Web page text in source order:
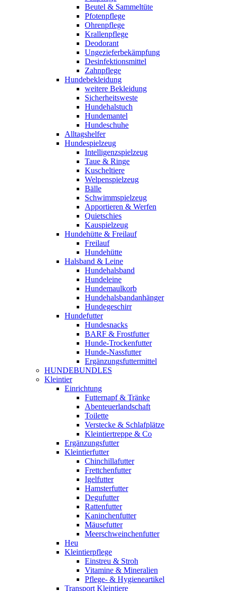
Beutel & Sammeltüte
Pfotenpflege
Ohrenpflege
Krallenpflege
Deodorant
Ungezieferbekämpfung
Desinfektionsmittel
Zahnpflege
Hundebekleidung
weitere Bekleidung
Sicherheitsweste
Hundehalstuch
Hundemantel
Hundeschuhe
Alltagshelfer
Hundespielzeug
Intelligenzspielzeug
Taue & Ringe
Kuscheltiere
Welpenspielzeug
Bälle
Schwimmspielzeug
Apportieren & Werfen
Quietschies
Kauspielzeug
Hundehütte & Freilauf
Freilauf
Hundehütte
Halsband & Leine
Hundehalsband
Hundeleine
Hundemaulkorb
Hundehalsbandanhänger
Hundegeschirr
Hundefutter
Hundesnacks
BARF & Frostfutter
Hunde-Trockenfutter
Hunde-Nassfutter
Ergänzungsfuttermittel
HUNDEBUNDLES
Kleintier
Einrichtung
Futternapf & Tränke
Abenteuerlandschaft
Toilette
Verstecke & Schlafplätze
Kleintiertreppe & Co
Ergänzungsfutter
Kleintierfutter
Chinchillafutter
Frettchenfutter
Igelfutter
Hamsterfutter
Degufutter
Rattenfutter
Kaninchenfutter
Mäusefutter
Meerschweinchenfutter
Heu
Kleintierpflege
Einstreu & Stroh
Vitamine & Mineralien
Pflege- & Hygieneartikel
Transport Kleintiere